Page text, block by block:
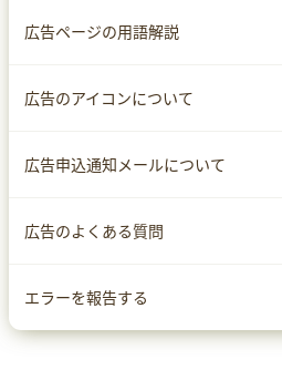
広告ページの用語解説
広告のアイコンについて
広告申込通知メールについて
広告のよくある質問
エラーを報告する